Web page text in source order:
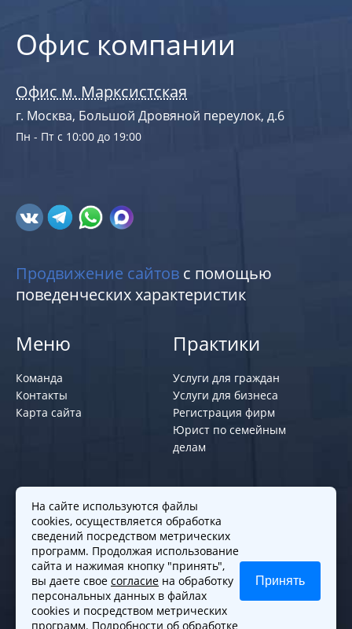
Офис компании
Офис м. Марксистская
г. Москва, Большой Дровяной переулок, д.6
Пн - Пт с 10:00 до 19:00
Продвижение сайтов с помощью
поведенческих характеристик
Меню
Команда
Контакты
Карта сайта
Практики
Услуги для граждан
Услуги для бизнеса
Регистрация фирм
Юрист по семейным
делам
Политики и правила
Политика обработки персональных
данных
Согласие на обработку cookies
Согласие на обработку персональных
данных
На сайте используются файлы
cookies, осуществляется обработка
сведений посредством метрических
программ. Продолжая использование
сайта и нажимая кнопку "принять",
вы даете свое согласие на обработку
персональных данных в файлах
cookies и посредством метрических
программ. Подробности об обработке
Принять